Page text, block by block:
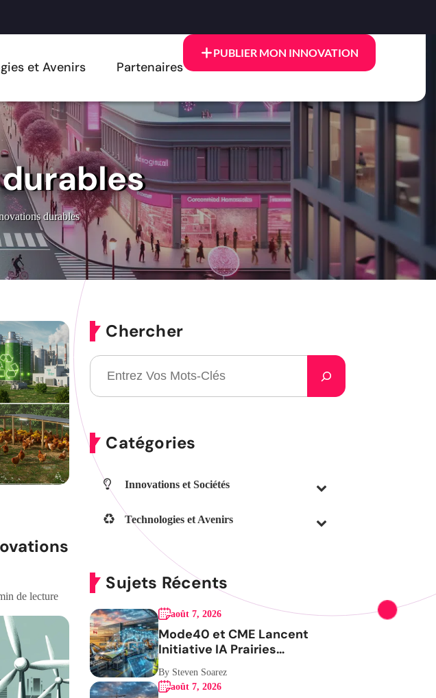
et Avenirs Partenaires
PUBLIER MON INNOVATION
durables
de lecture
Chercher
Catégories
Innovations et Sociétés
Technologies et Avenirs
Sujets Récents
août 7, 2026
Mode40 et CME Lancent
Initiative IA Prairies
Aérospatiale
By Steven Soarez
août 7, 2026